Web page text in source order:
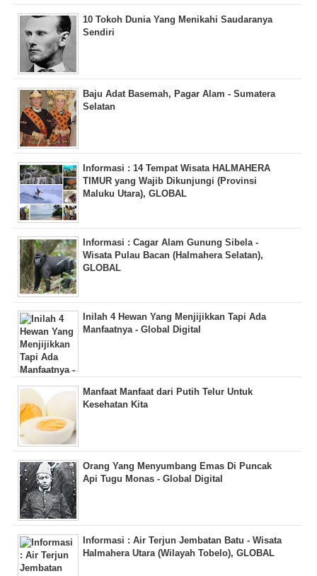
10 Tokoh Dunia Yang Menikahi Saudaranya
Sendiri
Baju Adat Basemah, Pagar Alam - Sumatera
Selatan
Informasi : 14 Tempat Wisata HALMAHERA
TIMUR yang Wajib Dikunjungi (Provinsi
Maluku Utara), GLOBAL
Informasi : Cagar Alam Gunung Sibela -
Wisata Pulau Bacan (Halmahera Selatan),
GLOBAL
Inilah 4 Hewan Yang Menjijikkan Tapi Ada
Manfaatnya - Global Digital
Manfaat Manfaat dari Putih Telur Untuk
Kesehatan Kita
Orang Yang Menyumbang Emas Di Puncak
Api Tugu Monas - Global Digital
Informasi : Air Terjun Jembatan Batu - Wisata
Halmahera Utara (Wilayah Tobelo), GLOBAL